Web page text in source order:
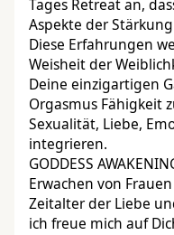
Tages Retreat an,
Aspekte der
Diese Erfahrungen
Weisheit der
Deine einzigartigen
Orgasmus Fähigkeit
Sexualität, Liebe,
integrieren.
GODDESS
Erwachen von
Zeitalter der Liebe
ich freue mich auf